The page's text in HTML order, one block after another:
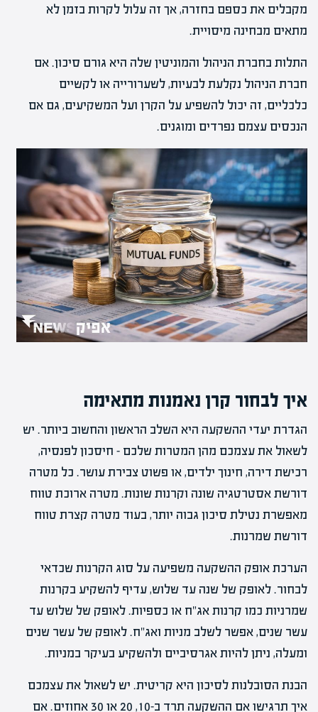
מקבלים את כספם בחזרה, אך זה עלול לקרות בזמן לא
מתאים מבחינה מיסויית.
התלות בחברת הניהול והמוניטין שלה היא גורם סיכון. אם
חברת הניהול נקלעת לבעיות, לשערורייה או לקשיים
כלכליים, זה יכול להשפיע על הקרן ועל המשקיעים, גם אם
הנכסים עצמם נפרדים ומוגנים.
איך לבחור קרן נאמנות מתאימה
הגדרת יעדי ההשקעה היא השלב הראשון והחשוב ביותר. יש
לשאול את עצמכם מהן המטרות שלכם – חיסכון לפנסיה,
רכישת דירה, חינוך ילדים, או פשוט צבירת עושר. כל מטרה
דורשת אסטרטגיה שונה וקרנות שונות. מטרה ארוכת טווח
מאפשרת נטילת סיכון גבוה יותר, בעוד מטרה קצרת טווח
דורשת שמרנות.
הערכת אופק ההשקעה משפיעה על סוג הקרנות שכדאי
לבחור. לאופק של שנה עד שלוש, עדיף להשקיע בקרנות
שמרניות כמו קרנות אג"ח או כספיות. לאופק של שלוש עד
עשר שנים, אפשר לשלב מניות ואג"ח. לאופק של עשר שנים
ומעלה, ניתן להיות אגרסיביים ולהשקיע בעיקר במניות.
הבנת הסובלנות לסיכון היא קריטית. יש לשאול את עצמכם
איך תרגישו אם ההשקעה תרד ב-10, 20 או 30 אחוזים. אם